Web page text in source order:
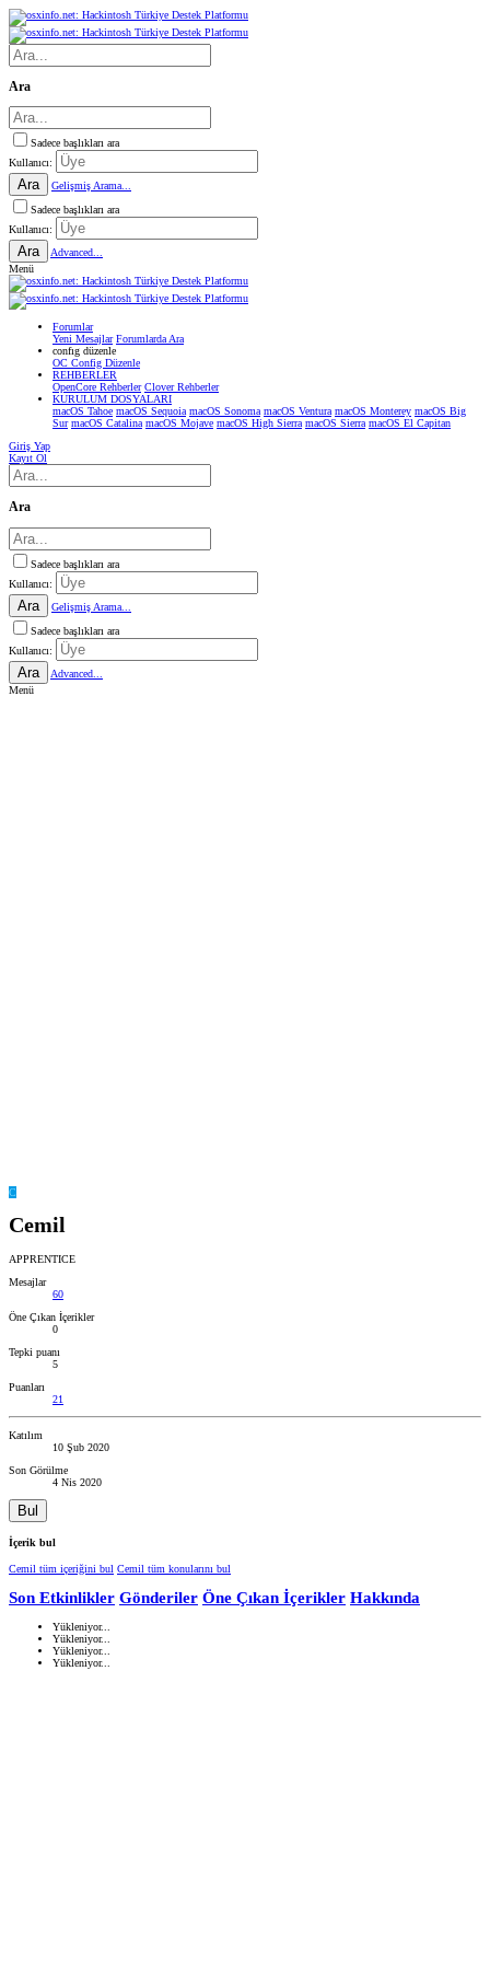
Ara
Sadece başlıkları ara
Kullanıcı:
Ara
Gelişmiş Arama...
Sadece başlıkları ara
Kullanıcı:
Ara
Advanced...
Menü
Forumlar
Yeni Mesajlar Forumlarda Ara
confıg düzenle
OC Config Düzenle
REHBERLER
OpenCore Rehberler Clover Rehberler
KURULUM DOSYALARI
macOS Tahoe macOS Sequoia macOS Sonoma macOS Ventura macOS Monterey macOS Big
Sur macOS Catalina macOS Mojave macOS High Sierra macOS Sierra macOS El Capitan
Giriş Yap
Kayıt Ol
Ara
Sadece başlıkları ara
Kullanıcı:
Ara
Gelişmiş Arama...
Sadece başlıkları ara
Kullanıcı:
Ara
Advanced...
Menü
C
Cemil
APPRENTICE
Mesajlar
60
Öne Çıkan İçerikler
0
Tepki puanı
5
Puanları
21
Katılım
10 Şub 2020
Son Görülme
4 Nis 2020
Bul
İçerik bul
Cemil tüm içeriğini bul Cemil tüm konularını bul
Son Etkinlikler Gönderiler Öne Çıkan İçerikler Hakkında
Yükleniyor...
Yükleniyor...
Yükleniyor...
Yükleniyor...